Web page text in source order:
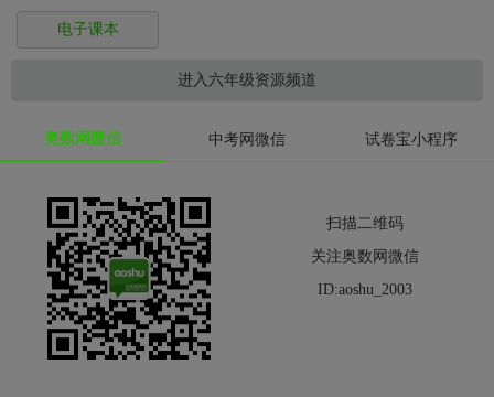
电子课本
进入六年级资源频道
奥数网微信 中考网微信 试卷宝小程序
扫描二维码
关注奥数网微信
ID:aoshu_2003